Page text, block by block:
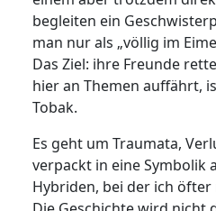
begleiten ein
man nur als „völlig im
Das Ziel: ihre Freunde
hier an Themen auffährt,
Tobak.
Es geht um Traumata,
verpackt in eine Symbolik
Hybriden, bei der ich